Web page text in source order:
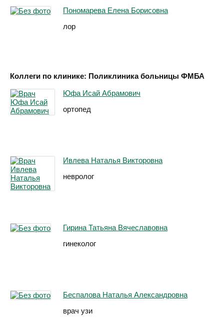
Пономарева Елена Борисовна
лор
Коллеги по клинике: Поликлиника больницы ФМБА
Юфа Исай Абрамович
ортопед
Ивлева Наталья Викторовна
невролог
Гирина Татьяна Вячеславовна
гинеколог
Беспалова Наталья Александровна
врач узи